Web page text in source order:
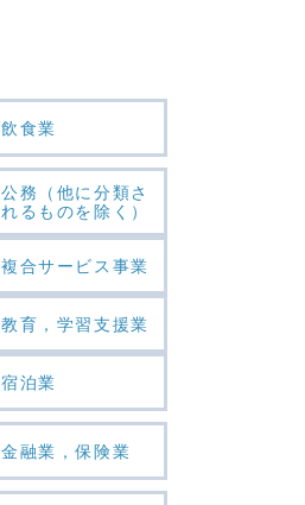
飲食業
公務（他に分類さ
れるものを除く）
複合サービス事業
教育，学習支援業
宿泊業
金融業，保険業